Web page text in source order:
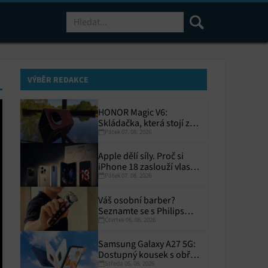
VÝBĚR REDAKCE
HONOR Magic V6:
Skládačka, která stojí za
toPátek 07. 08. 2026
Apple dělí síly. Proč si
iPhone 18 zaslouží vlastní
termín?
Pátek 07. 08. 2026
Váš osobní barber?
Seznamte se s Philips
i9000 Prestige Ultra
Čtvrtek 06. 08. 2026
Samsung Galaxy A27 5G:
Dostupný kousek s obřím
displejem
Středa 05. 08. 2026